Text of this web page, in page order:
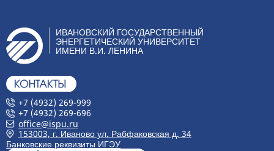
ИВАНОВСКИЙ ГОСУДАРСТВЕННЫЙ
ЭНЕРГЕТИЧЕСКИЙ УНИВЕРСИТЕТ
ИМЕНИ В.И. ЛЕНИНА
+7 (4932) 269-999
+7 (4932) 269-696
office@ispu.ru
153003, г. Иваново ул. Рабфаковская д. 34
Банковские реквизиты ИГЭУ